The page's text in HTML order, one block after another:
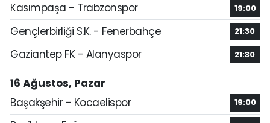
Kasımpaşa - Trabzonspor 19:00
Gençlerbirliği S.K. - Fenerbahçe 21:30
Gaziantep FK - Alanyaspor 21:30
16 Ağustos, Pazar
Başakşehir - Kocaelispor
19:00